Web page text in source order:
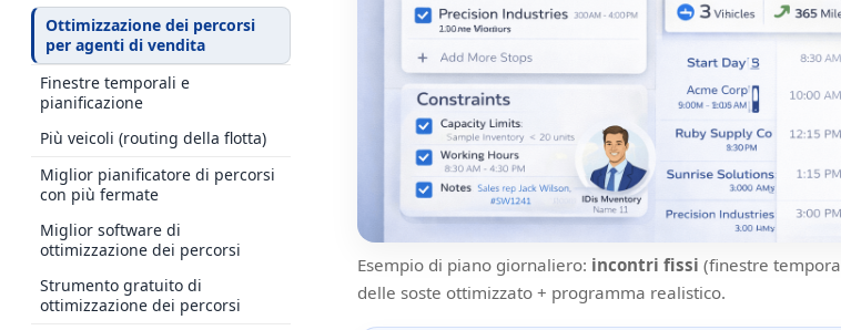
Ottimizzazione dei percorsi
per agenti di vendita
Finestre temporali e
pianificazione
Più veicoli (routing della flotta)
Miglior pianificatore di percorsi
con più fermate
Miglior software di
ottimizzazione dei percorsi
Strumento gratuito di
ottimizzazione dei percorsi
Esempio di piano giornaliero: incontri fissi (finestre
delle soste ottimizzato + programma realistico.